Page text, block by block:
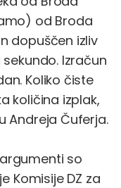
od Broda
dopuščen izliv
Izračun
Koliko čiste
količina izplak,
Andreja Čuferja.
so
Komisije DZ za